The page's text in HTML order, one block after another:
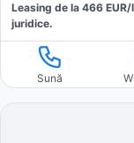
Leasing de la 466
juridice.
Sună